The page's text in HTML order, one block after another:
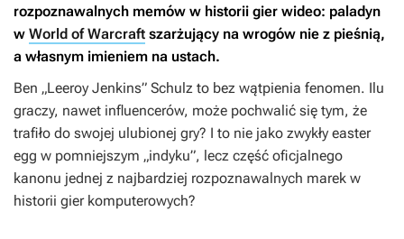
rozpoznawalnych memów w historii gier wideo: paladyn
w World of Warcraft szarżujący na wrogów nie z pieśnią,
a własnym imieniem na ustach.
Ben „Leeroy Jenkins” Schulz to bez wątpienia fenomen. Ilu
graczy, nawet influencerów, może pochwalić się tym, że
trafiło do swojej ulubionej gry? I to nie jako zwykły easter
egg w pomniejszym „indyku”, lecz część oficjalnego
kanonu jednej z najbardziej rozpoznawalnych marek w
historii gier komputerowych?